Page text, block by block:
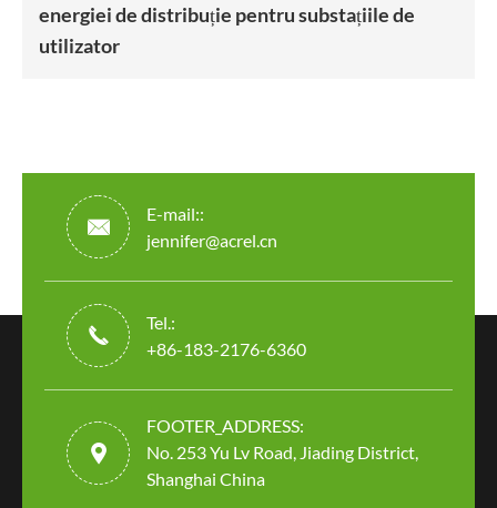
energiei de distribuție pentru substațiile de
utilizator

E-mail::
jennifer@acrel.cn

Tel.:
+86-183-2176-6360

FOOTER_ADDRESS:
No. 253 Yu Lv Road, Jiading District,
Shanghai China